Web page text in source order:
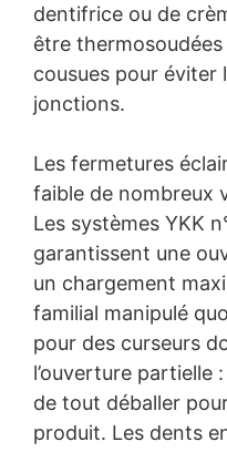
dentifrice ou de
être
cousues pour éviter
jonctions.
Les fermetures
faible de nombreux
Les systèmes YKK
garantissent une
un chargement
familial manipulé
pour des curseurs
l’ouverture
de tout déballer
produit. Les dents